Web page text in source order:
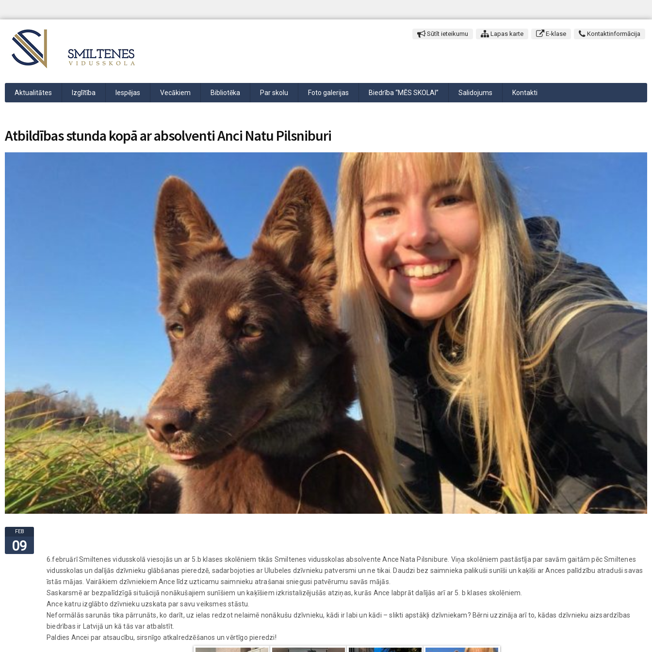
Sūtīt ieteikumu Lapas karte E-klase Kontaktinformācija
Aktualitātes Izglītība Iespējas Vecākiem Bibliotēka Par skolu Foto galerijas Biedrība “MĒS SKOLAI” Salidojums Kontakti
Atbildības stunda kopā ar absolventi Anci Natu Pilsniburi
FEB
09
6.februārī Smiltenes vidusskolā viesojās un ar 5.b klases skolēniem tikās Smiltenes vidusskolas absolvente Ance Nata Pilsnibure. Viņa skolēniem pastāstīja par savām gaitām pēc Smiltenes
vidusskolas un dalījās dzīvnieku glābšanas pieredzē, sadarbojoties ar Ulubeles dzīvnieku patversmi un ne tikai. Daudzi bez saimnieka palikuši sunīši un kaķīši ar Ances palīdzību atraduši savas
īstās mājas. Vairākiem dzīvniekiem Ance līdz uzticamu saimnieku atrašanai sniegusi patvērumu savās mājās.
Saskarsmē ar bezpalīdzīgā situācijā nonākušajiem sunīšiem un kaķīšiem izkristalizējušās atziņas, kurās Ance labprāt dalījās arī ar 5. b klases skolēniem.
Ance katru izglābto dzīvnieku uzskata par savu veiksmes stāstu.
Neformālās sarunās tika pārrunāts, ko darīt, uz ielas redzot nelaimē nonākušu dzīvnieku, kādi ir labi un kādi – slikti apstākļi dzīvniekam? Bērni uzzināja arī to, kādas dzīvnieku aizsardzības
biedrības ir Latvijā un kā tās var atbalstīt.
Paldies Ancei par atsaucību, sirsnīgo atkalredzēšanos un vērtīgo pieredzi!